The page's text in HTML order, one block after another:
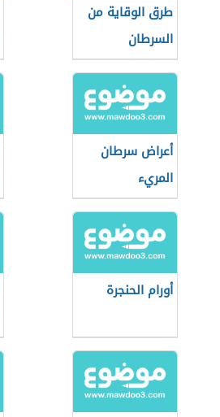
طرق الوقاية من
السرطان
أعراض سرطان
المريء
أورام الحنجرة